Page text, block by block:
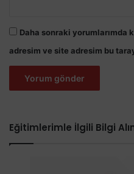
Daha sonraki yorumlarımda
adresim ve site adresim bu
Eğitimlerimle İlgili Bilgi